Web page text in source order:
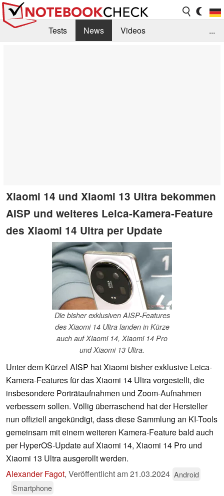
Tests News
Videos
...
Xiaomi 14 und Xiaomi 13 Ultra bekommen
AISP und weiteres Leica-Kamera-Feature
des Xiaomi 14 Ultra per Update
Die bisher exklusiven AISP-Features
des Xiaomi 14 Ultra landen in Kürze
auch auf Xiaomi 14, Xiaomi 14 Pro
und Xiaomi 13 Ultra.
Unter dem Kürzel AISP hat Xiaomi bisher exklusive Leica-
Kamera-Features für das Xiaomi 14 Ultra vorgestellt, die
insbesondere Porträtaufnahmen und Zoom-Aufnahmen
verbessern sollen. Völlig überraschend hat der Hersteller
nun offiziell angekündigt, dass diese Sammlung an KI-Tools
gemeinsam mit einem weiteren Kamera-Feature bald auch
per HyperOS-Update auf Xiaomi 14, Xiaomi 14 Pro und
Xiaomi 13 Ultra ausgerollt werden.
Alexander Fagot, Veröffentlicht am21.03.2024 Android
Smartphone